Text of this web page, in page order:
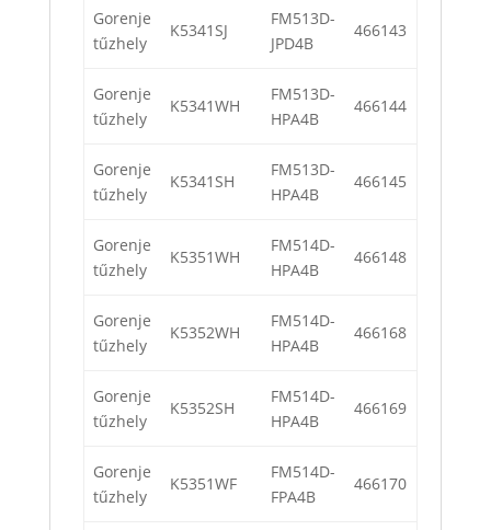
Gorenje
tűzhely
K5341SJ
FM513D-
JPD4B
466143
Gorenje
tűzhely
K5341WH
FM513D-
HPA4B
466144
Gorenje
tűzhely
K5341SH
FM513D-
HPA4B
466145
Gorenje
tűzhely
K5351WH
FM514D-
HPA4B
466148
Gorenje
tűzhely
K5352WH
FM514D-
HPA4B
466168
Gorenje
tűzhely
K5352SH
FM514D-
HPA4B
466169
Gorenje
tűzhely
K5351WF
FM514D-
FPA4B
466170